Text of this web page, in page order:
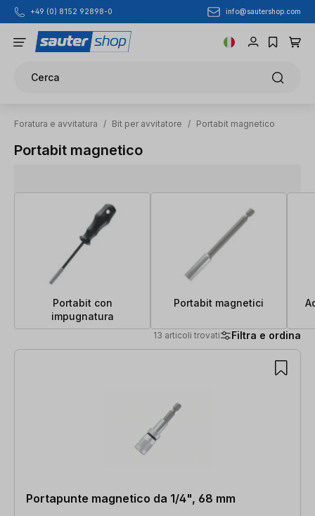
Passa al contenuto principale
+49 (0) 8152 92898-0 info@sautershop.com
Cerca
Foratura e avvitatura / Bit per avvitatore / Portabit magnetico
Portabit magnetico
Portabit con
impugnatura
Portabit magnetici
13 articoli trovati Filtra e ordina
13 articoli trovati
Portapunte magnetico da 1/4", 68 mm